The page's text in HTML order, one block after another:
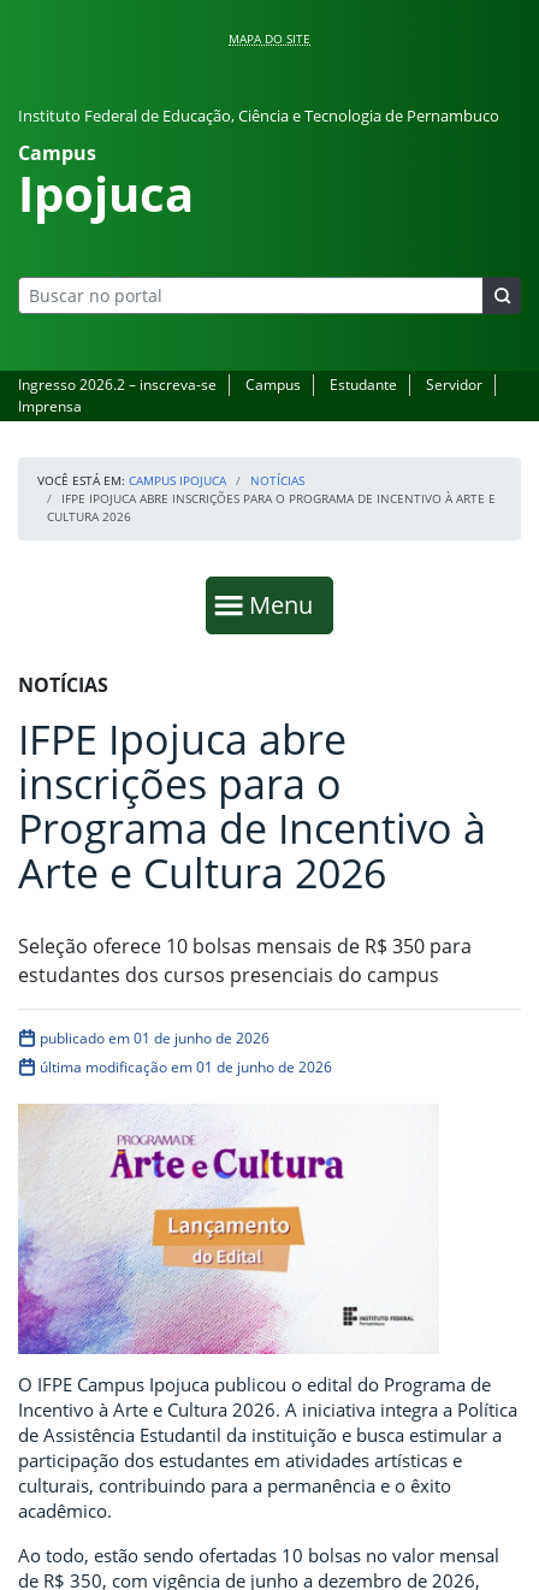
MAPA DO SITE
Instituto Federal de Educação, Ciência e Tecnologia de Pernambuco
Campus
Ipojuca
Ingresso 2026.2 – inscreva-se Campus Estudante
Servidor
Imprensa
VOCÊ ESTÁ EM: CAMPUS IPOJUCA
NOTÍCIAS
IFPE IPOJUCA ABRE INSCRIÇÕES PARA O PROGRAMA DE INCENTIVO À ARTE E
CULTURA 2026
Mostrar
Menu
Fim da navegação
Início do conteúdo
NOTÍCIAS
IFPE Ipojuca abre
inscrições para o
Programa de Incentivo à
Arte e Cultura 2026
Seleção oferece 10 bolsas mensais de R$ 350 para
estudantes dos cursos presenciais do campus
publicado em 01 de junho de 2026
última modificação em 01 de junho de 2026
O IFPE Campus Ipojuca publicou o edital do Programa de
Incentivo à Arte e Cultura 2026. A iniciativa integra a Política
de Assistência Estudantil da instituição e busca estimular a
participação dos estudantes em atividades artísticas e
culturais, contribuindo para a permanência e o êxito
acadêmico.
Ao todo, estão sendo ofertadas 10 bolsas no valor mensal
de R$ 350, com vigência de junho a dezembro de 2026,